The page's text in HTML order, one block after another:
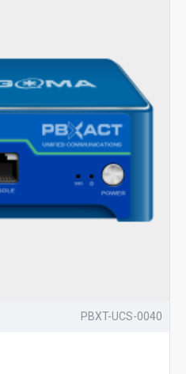
PBXT-UCS-0040